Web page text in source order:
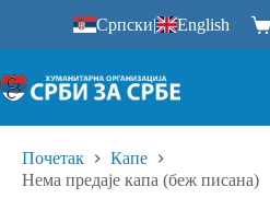
Српски| English
Почетак
Капе
Нема предаје капа (беж писана)